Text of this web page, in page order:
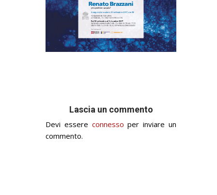
Lascia un commento
Devi essere connesso per inviare un
commento.